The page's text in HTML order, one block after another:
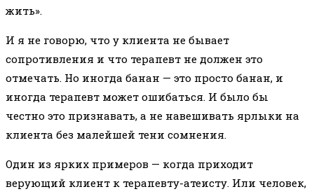
жить».
И я не говорю, что у клиента не бывает
сопротивления и что терапевт не должен это
отмечать. Но иногда банан — это просто банан, и
иногда терапевт может ошибаться. И было бы
честно это признавать, а не навешивать ярлыки на
клиента без малейшей тени сомнения.
Один из ярких примеров — когда приходит
верующий клиент к терапевту-атеисту. Или человек,